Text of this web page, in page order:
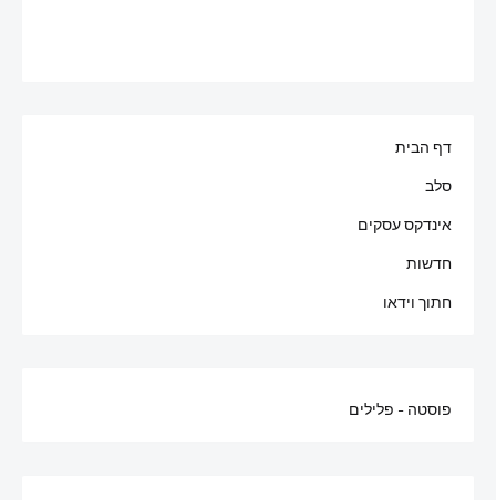
דף הבית
סלב
אינדקס עסקים
חדשות
חתוך וידאו
פוסטה - פלילים